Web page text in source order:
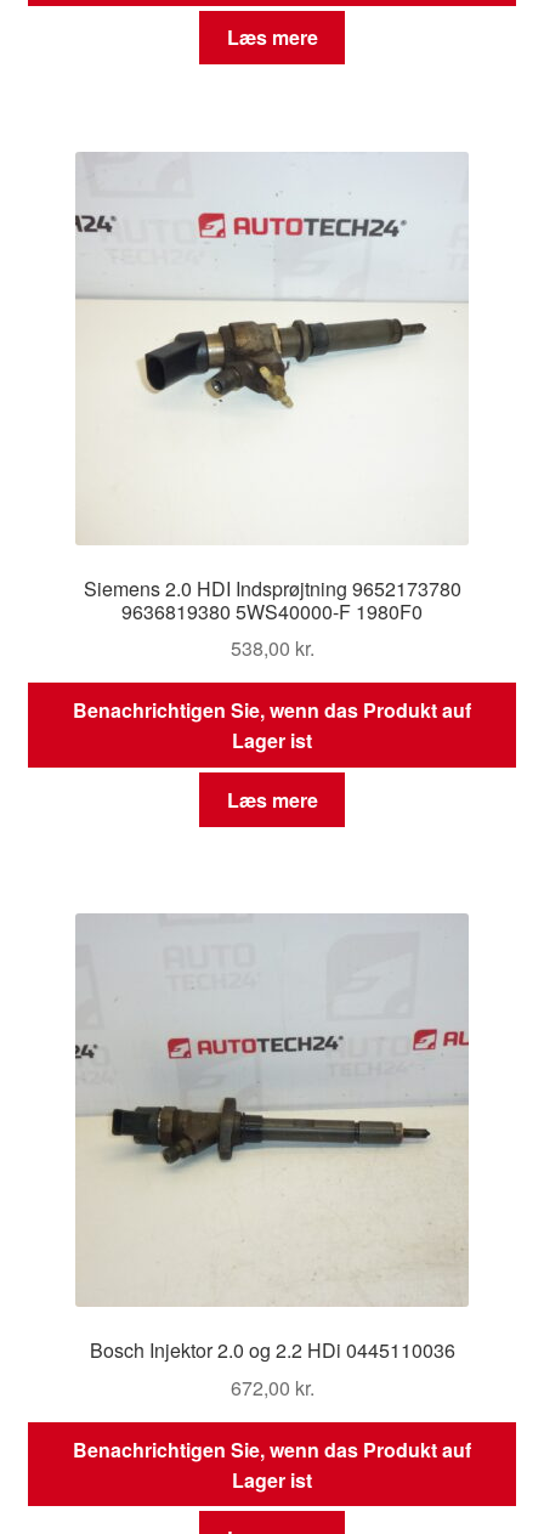
Læs mere
Siemens 2.0 HDI Indsprøjtning 9652173780
9636819380 5WS40000-F 1980F0
538,00 kr.
Benachrichtigen Sie, wenn das Produkt auf
Lager ist
Læs mere
Bosch Injektor 2.0 og 2.2 HDi 0445110036
672,00 kr.
Benachrichtigen Sie, wenn das Produkt auf
Lager ist